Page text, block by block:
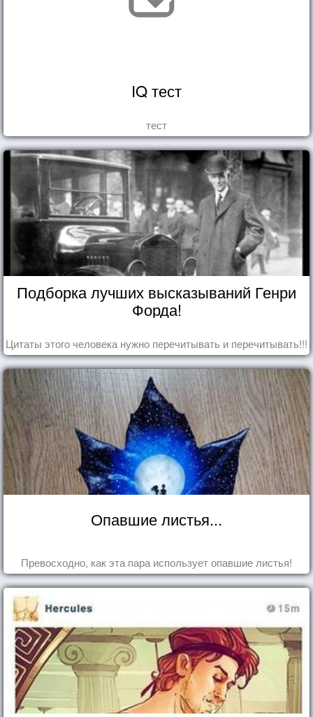
IQ тест
тест
Подборка лучших высказываний Генри
Форда!
Цитаты этого человека нужно перечитывать и перечитывать!!!
Опавшие листья...
Превосходно, как эта пара использует опавшие листья!